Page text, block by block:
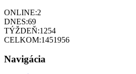
ONLINE:2
DNES:69
TÝŽDEŇ:1254
CELKOM:1451956
Navigácia